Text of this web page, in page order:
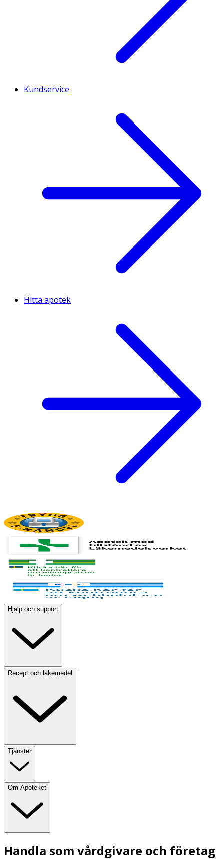
Kundservice
Hitta apotek
Hjälp och support
Recept och läkemedel
Tjänster
Om Apoteket
Handla som vårdgivare och företag